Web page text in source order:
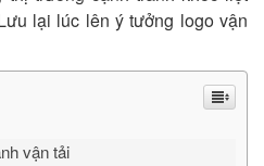
lại lúc lên ý tưởng logo vận
vận tải